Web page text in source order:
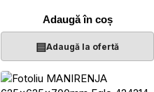
Adaugă în coș
▤Adaugă la ofertă